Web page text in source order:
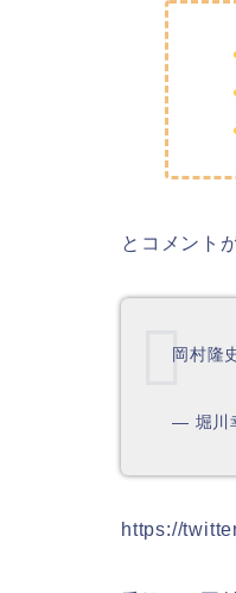
とコメント
岡村隆
— 堀川
https://